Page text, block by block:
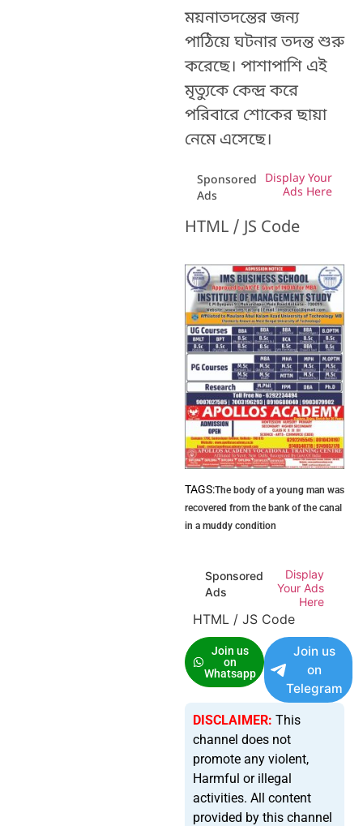
ময়নাতদন্তের জন্য
পাঠিয়ে ঘটনার তদন্ত শুরু
করেছে। পাশাপাশি এই
মৃত্যুকে কেন্দ্র করে
পরিবারে শোকের ছায়া
নেমে এসেছে।
Sponsored
Ads
Display Your
Ads Here
HTML / JS Code
TAGS:The body of a young man was
recovered from the bank of the canal
in a muddy condition
Sponsored
Ads
Display
Your Ads
Here
HTML / JS Code
Join us
on
Whatsapp
Join us
on
Telegram
DISCLAIMER: This
channel does not
promote any violent,
Harmful or illegal
activities. All content
provided by this channel